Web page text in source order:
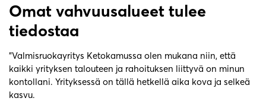
Omat vahvuusalueet tulee
tiedostaa
”Valmisruokayritys Ketokamussa olen mukana niin, että
kaikki yrityksen talouteen ja rahoituksen liittyvä on minun
kontollani. Yrityksessä on tällä hetkellä aika kova ja selkeä
kasvu.